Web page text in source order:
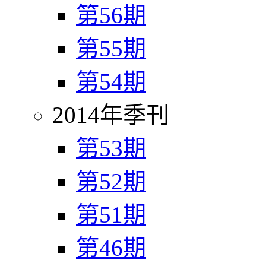
第56期
第55期
第54期
2014年季刊
第53期
第52期
第51期
第46期